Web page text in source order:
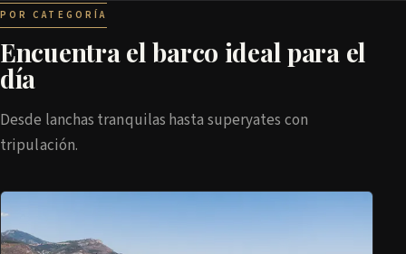
POR CATEGORÍA
Encuentra el barco ideal para el
día
Desde lanchas tranquilas hasta superyates con
tripulación.